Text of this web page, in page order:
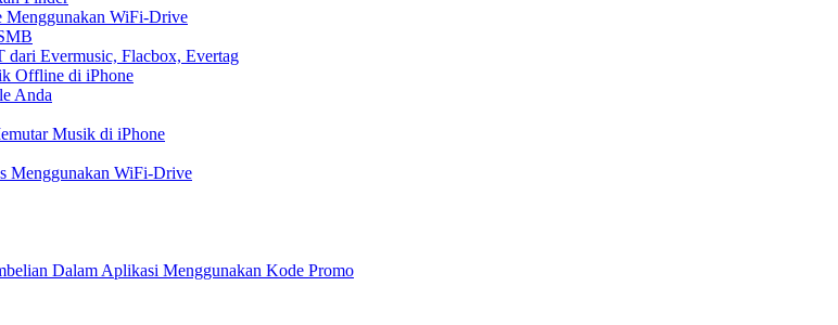
Menggunakan WiFi-Drive
dari Evermusic, Flacbox, Evertag
Offline di iPhone
Anda
Musik di iPhone
Menggunakan WiFi-Drive
Dalam Aplikasi Menggunakan Kode Promo